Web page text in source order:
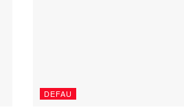
DEFAU